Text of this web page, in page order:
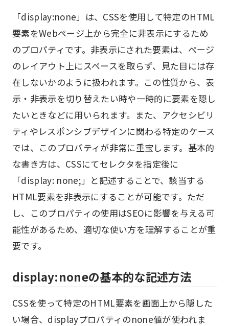
「display:none」は、CSSを使用して特定のHTML
要素をWebページ上から完全に非表示にするため
のプロパティです。非表示にされた要素は、ページ
のレイアウト上にスペースを取らず、見た目には存
在しないかのように扱われます。この性質から、表
示・非表示を切り替えたい時や一時的に要素を隠し
たいときなどに用いられます。また、アクセシビリ
ティやレスポンシブデザインに関わる特定のケース
では、このプロパティが非常に重宝します。基本的
な書き方は、CSSにてセレクタを指定後に
「display: none;」と記述することで、該当する
HTML要素を非表示にすることが可能です。ただ
し、このプロパティの使用はSEOに影響を与える可
能性があるため、適切な使い方を理解することが重
要です。
display:noneの基本的な記述方法
CSSを使って特定のHTML要素を画面上から隠した
い場合、displayプロパティのnone値が使われま